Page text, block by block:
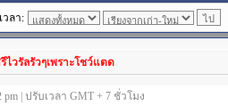
วลา:
ไวรัลรัวๆเพราะโชว์แตด
pm | ปรับเวลา GMT + 7 ชั่วโมง